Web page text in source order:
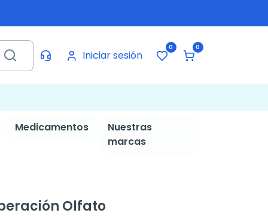
Iniciar sesión
0 0
Medicamentos
Nuestras
marcas
Olfato